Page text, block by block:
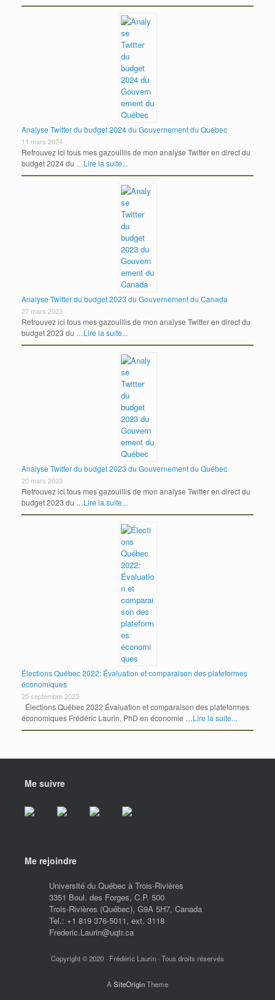
Analyse Twitter du budget 2024 du Gouvernement du Québec
11 mars 2024
Retrouvez ici tous mes gazouillis de mon analyse Twitter en direct du
budget 2024 du …Lire la suite...
Analyse Twitter du budget 2023 du Gouvernement du Canada
27 mars 2023
Retrouvez ici tous mes gazouillis de mon analyse Twitter en direct du
budget 2023 du …Lire la suite...
Analyse Twitter du budget 2023 du Gouvernement du Québec
20 mars 2023
Retrouvez ici tous mes gazouillis de mon analyse Twitter en direct du
budget 2023 du …Lire la suite...
Élections Québec 2022: Évaluation et comparaison des plateformes
économiques
25 septembre 2022
Élections Québec 2022 Évaluation et comparaison des plateformes
économiques Frédéric Laurin, PhD en économie …Lire la suite...
Me suivre
Me rejoindre
Université du Québec à Trois-Rivières
3351 Boul. des Forges, C.P. 500
Trois-Rivières (Québec), G9A 5H7, Canada
Tel.: +1 819 376-5011, ext. 3118
Frederic.Laurin@uqtr.ca
Copyright © 2020 · Frédéric Laurin · Tous droits réservés
ASiteOriginTheme